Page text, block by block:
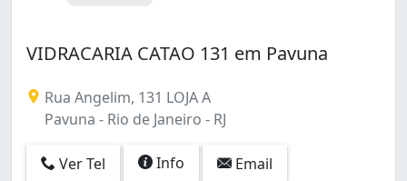
Vila Isabel (5)
Vila Valqueire (7)
Vila da Penha (1)
Vista Alegre (2)
Água Branca (1)
VIDRACARIA CATAO 131 em Pavuna
Rua Angelim, 131 LOJA A
Pavuna - Rio de Janeiro - RJ
Ver Tel Info Email